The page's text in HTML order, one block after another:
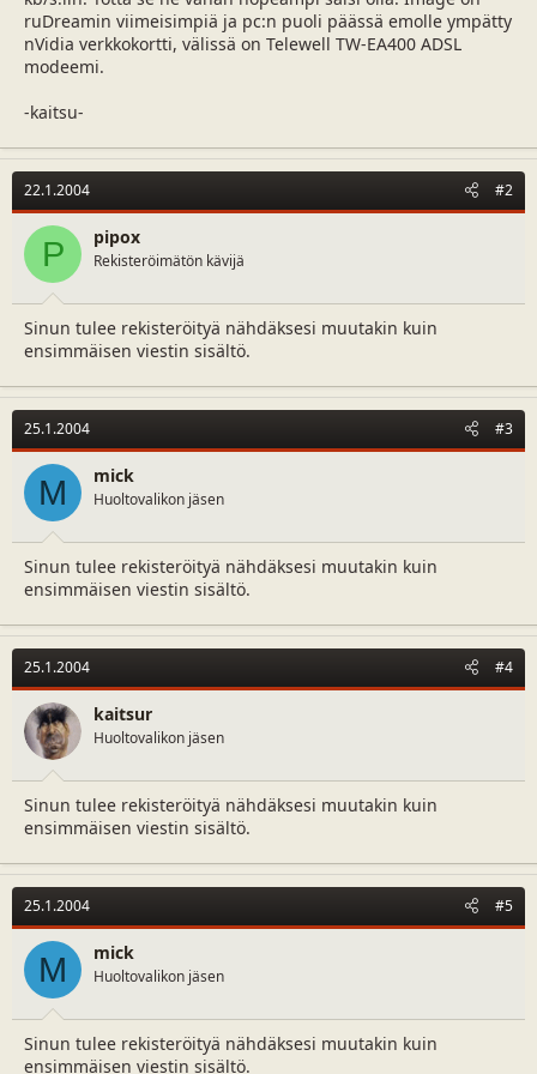
a
l
o
t
t
a
j
a
m
ä
ruDreamin viimeisimpiä ja pc:n puoli päässä emolle ympätty
nVidia verkkokortti, välissä on Telewell TW-EA400 ADSL
modeemi.
-kaitsu-
22.1.2004 #2
P pipox
Rekisteröimätön kävijä
Sinun tulee rekisteröityä nähdäksesi muutakin kuin
ensimmäisen viestin sisältö.
25.1.2004 #3
M mick
Huoltovalikon jäsen
Sinun tulee rekisteröityä nähdäksesi muutakin kuin
ensimmäisen viestin sisältö.
25.1.2004 #4
kaitsur
Huoltovalikon jäsen
Sinun tulee rekisteröityä nähdäksesi muutakin kuin
ensimmäisen viestin sisältö.
25.1.2004 #5
M mick
Huoltovalikon jäsen
Sinun tulee rekisteröityä nähdäksesi muutakin kuin
ensimmäisen viestin sisältö.